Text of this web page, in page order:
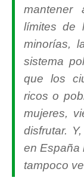
límites de
minorías,
sistema
que los
ricos o
mujeres,
disfrutar.
en España
tampoco